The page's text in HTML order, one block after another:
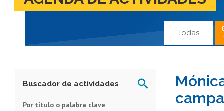
Todas
Buscador de actividades
Por título o palabra clave